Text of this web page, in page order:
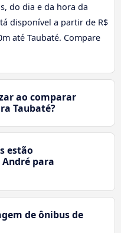
do dia e da hora da
disponível a partir de R$
até Taubaté. Compare
ao comparar
Taubaté?
estão
para
de ônibus de